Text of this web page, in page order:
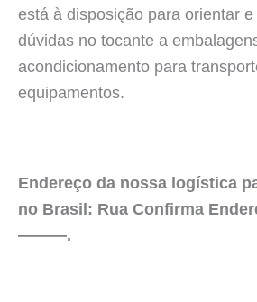
está à disposição para orientar
dúvidas no tocante a
acondicionamento para
equipamentos.
Endereço da nossa logística
no Brasil: Rua Confirma
———.